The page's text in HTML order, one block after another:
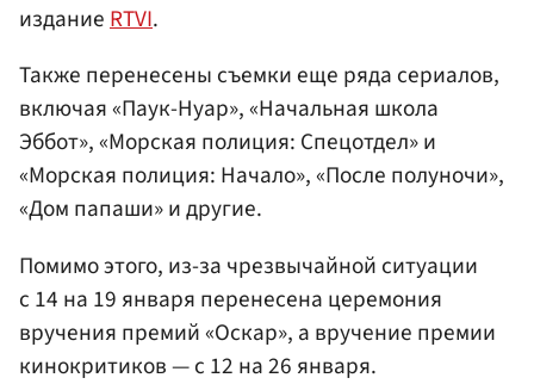
изданиеRTVI.
Также перенесены съемки еще ряда сериалов,
включая «Паук-Нуар», «Начальная школа
Эббот», «Морская полиция: Спецотдел» и
«Морская полиция: Начало», «После полуночи»,
«Дом папаши» и другие.
Помимо этого, из-за чрезвычайной ситуации
с 14 на 19 января перенесена церемония
вручения премий «Оскар», а вручение премии
кинокритиков — с 12 на 26 января.